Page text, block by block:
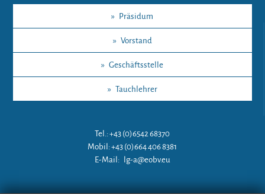
» Präsidum
» Vorstand
» Geschäftsstelle
» Tauchlehrer
Tel.: +43 (0)6542 68370
Mobil: +43 (0)664 406 8381
E-Mail:
lg-a@eobv.eu